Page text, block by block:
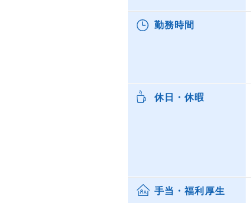
勤務時間
休日・休暇
手当・福利厚生